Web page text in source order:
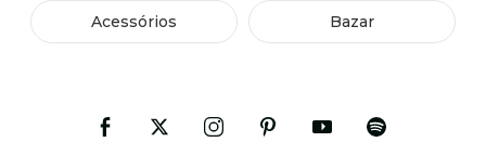
Acessórios Bazar